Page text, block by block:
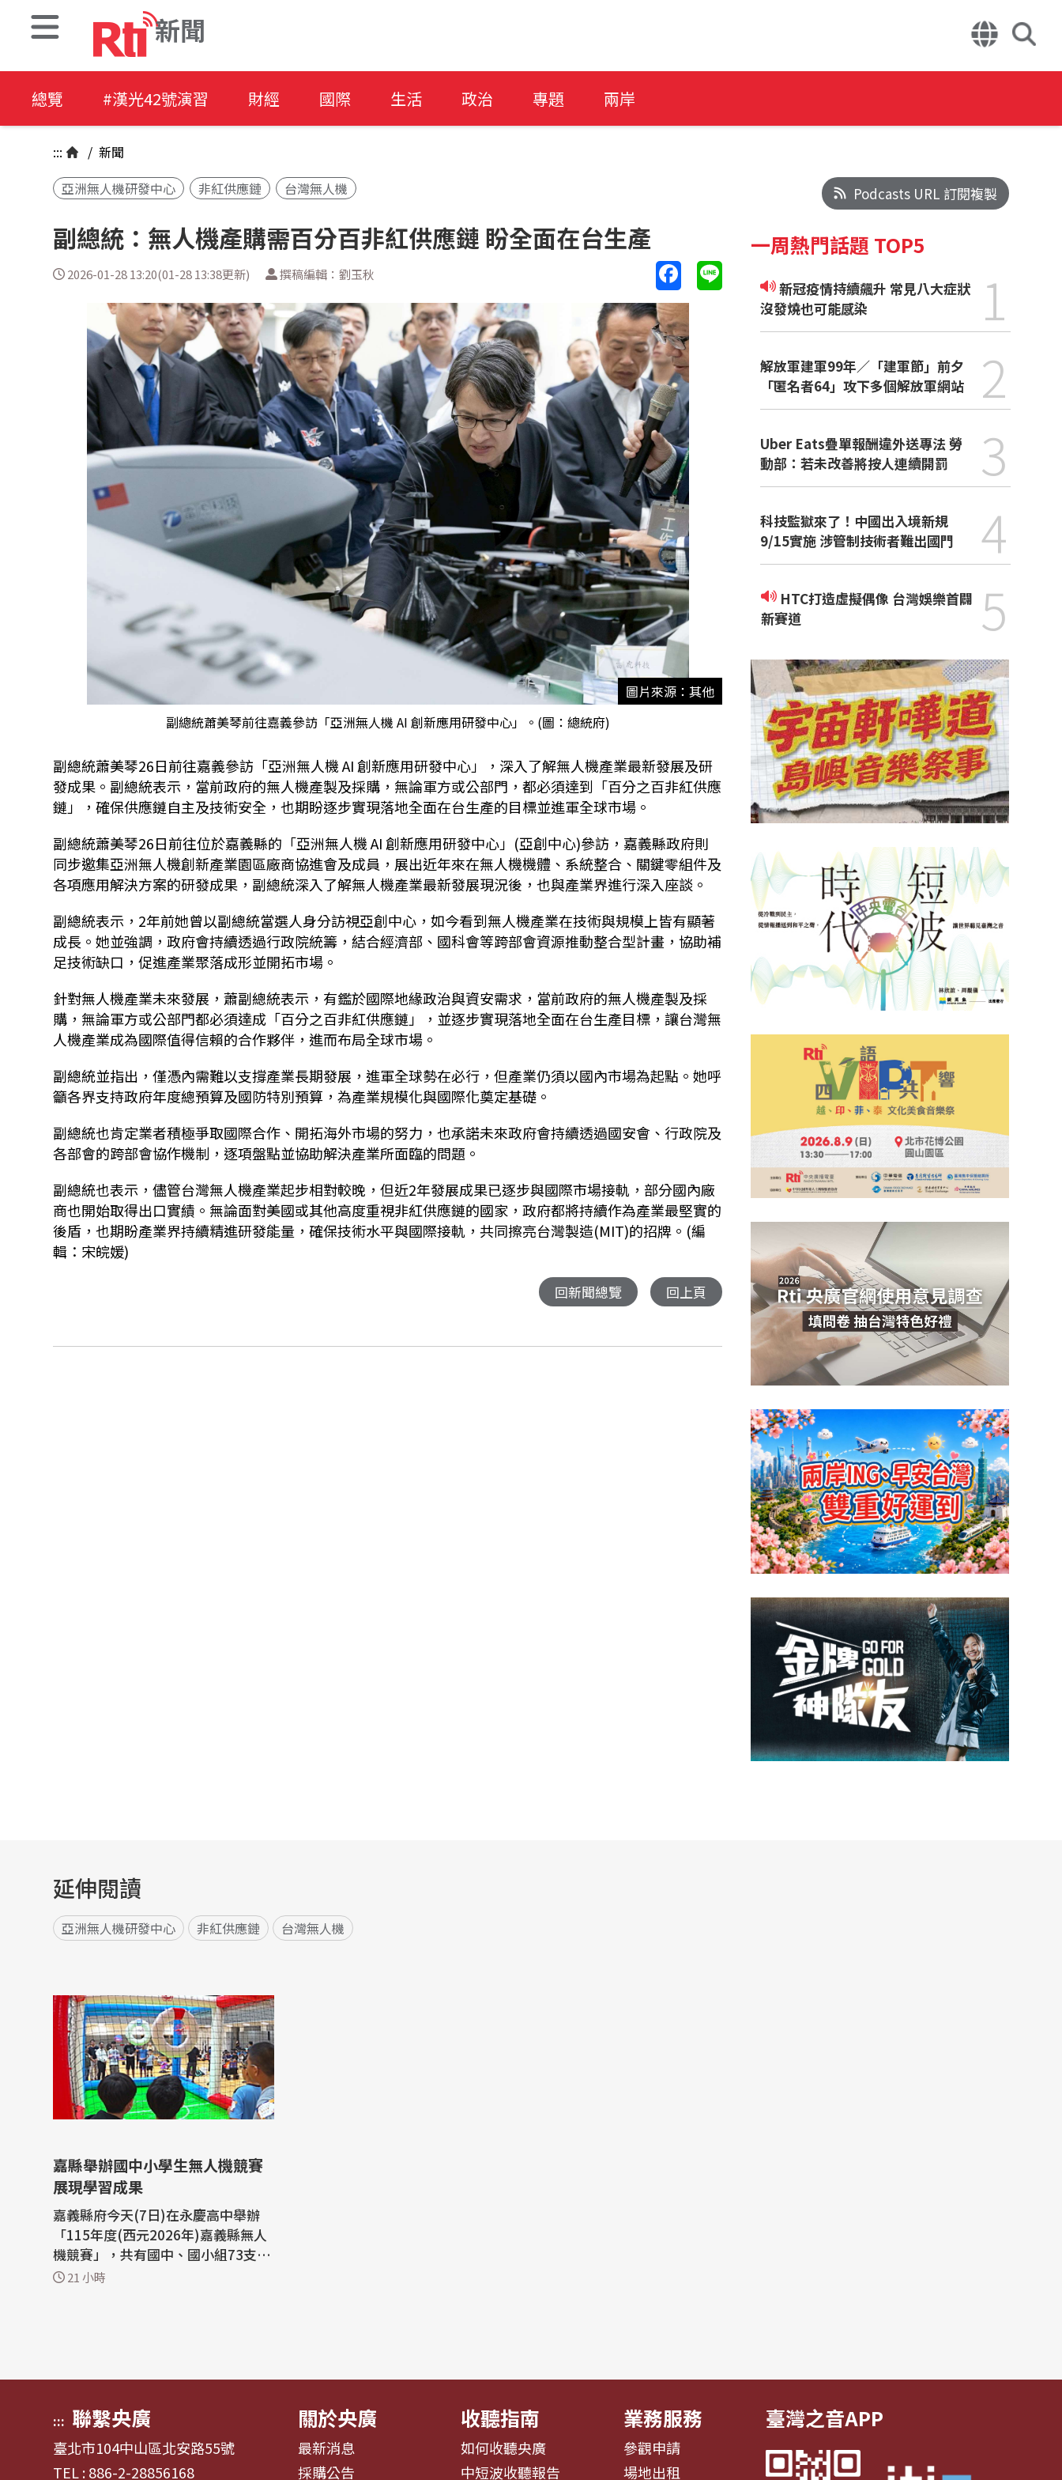
新聞
總覽 #漢光42號演習 財經 國際 生活 政治 專題 兩岸
::: / 新聞
亞洲無人機研發中心
非紅供應鏈 台灣無人機
副總統：無人機產購需百分百非紅供應鏈 盼全面在台生產
2026-01-28 13:20(01-28 13:38更新) 撰稿編輯：劉玉秋
圖片來源：其他
副總統蕭美琴前往嘉義參訪「亞洲無人機 AI 創新應用研發中心」。(圖：總統府)
副總統蕭美琴26日前往嘉義參訪「亞洲無人機AI創新應用研發中心」，深入了解無人機產業最新發展及研
發成果。副總統表示，當前政府的無人機產製及採購，無論軍方或公部門，都必須達到「百分之百非紅供應
鏈」，確保供應鏈自主及技術安全，也期盼逐步實現落地全面在台生產的目標並進軍全球市場。
副總統蕭美琴26日前往位於嘉義縣的「亞洲無人機AI創新應用研發中心」 (亞創中心)參訪，嘉義縣政府則
同步邀集亞洲無人機創新產業園區廠商協進會及成員，展出近年來在無人機機體、系統整合、關鍵零組件及
各項應用解決方案的研發成果，副總統深入了解無人機產業最新發展現況後，也與產業界進行深入座談。
副總統表示， 2年前她曾以副總統當選人身分訪視亞創中心，如今看到無人機產業在技術與規模上皆有顯著
成長。她並強調，政府會持續透過行政院統籌，結合經濟部、國科會等跨部會資源推動整合型計畫，協助補
足技術缺口，促進產業聚落成形並開拓市場。
針對無人機產業未來發展，蕭副總統表示，有鑑於國際地緣政治與資安需求，當前政府的無人機產製及採
購，無論軍方或公部門都必須達成「百分之百非紅供應鏈」，並逐步實現落地全面在台生產目標，讓台灣無
人機產業成為國際值得信賴的合作夥伴，進而布局全球市場。
副總統並指出，僅憑內需難以支撐產業長期發展，進軍全球勢在必行，但產業仍須以國內市場為起點。她呼
籲各界支持政府年度總預算及國防特別預算，為產業規模化與國際化奠定基礎。
副總統也肯定業者積極爭取國際合作、開拓海外市場的努力，也承諾未來政府會持續透過國安會、行政院及
各部會的跨部會協作機制，逐項盤點並協助解決產業所面臨的問題。
副總統也表示，儘管台灣無人機產業起步相對較晚，但近2年發展成果已逐步與國際市場接軌，部分國內廠
商也開始取得出口實績。無論面對美國或其他高度重視非紅供應鏈的國家，政府都將持續作為產業最堅實的
後盾，也期盼產業界持續精進研發能量，確保技術水平與國際接軌，共同擦亮台灣製造(MIT)的招牌。(編
輯：宋皖媛)
回新聞總覽 回上頁
Podcasts URL 訂閱複製
一周熱門話題 TOP5
新冠疫情持續飆升 常見八大症狀
沒發燒也可能感染
1
解放軍建軍99年／「建軍節」前夕
「匿名者64」攻下多個解放軍網站
2
Uber Eats疊單報酬違外送專法 勞
動部：若未改善將按人連續開罰
3
科技監獄來了！中國出入境新規
9/15實施 涉管制技術者難出國門
4
新賽道
5
延伸閱讀
亞洲無人機研發中心 非紅供應鏈 台灣無人機
嘉縣舉辦國中小學生無人機競賽
展現學習成果
嘉義縣府今天(7日)在永慶高中舉辦
「115年度(西元2026年)嘉義縣無人
機競賽」，共有國中、國小組73支隊
伍參加無人機穿越及無人機足球競
21 小時
::: 聯繫央廣
臺北市104中山區北安路55號
TEL : 886-2-28856168
關於央廣
最新消息
採購公告
收聽指南
如何收聽央廣
中短波收聽報告
業務服務
參觀申請
場地出租
臺灣之音APP